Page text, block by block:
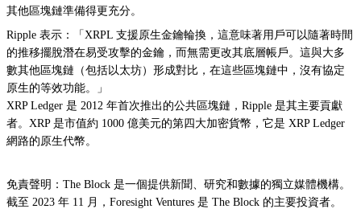
其他區塊鏈準備得更充分。
Ripple 表示：「XRPL 支援原生金鑰輪換，這意味著用戶可以隨著時間
的推移擺脫潛在易受攻擊的金鑰，而無需更改其底層帳戶。這與大多
數其他區塊鏈（包括以太坊）形成對比，在這些區塊鏈中，沒有協定
原生的等效功能。」
XRP Ledger 是 2012 年首次推出的公共區塊鏈，Ripple 是其主要貢獻
者。XRP 是市值約 1000 億美元的第四大加密貨幣，它是 XRP Ledger
網路的原生代幣。
免責聲明：The Block 是一個提供新聞、研究和數據的獨立媒體機構。
截至 2023 年 11 月，Foresight Ventures 是 The Block 的主要投資者。